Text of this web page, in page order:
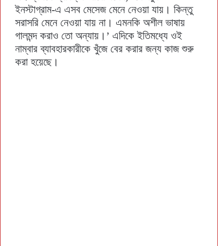
ইনস্টাগ্রাম-এ এসব মেসেজ মেনে নেওয়া যায়। কিন্তু
সরাসরি মেনে নেওয়া যায় না। এমনকি অশীল ভাষায়
গালমন্দ করাও তো অন্যায়।’ এদিকে ইতিমধ্যে ওই
নাম্বার ব্যাবহারকারীকে খুঁজে বের করার জন্য কাজ শুরু
করা হয়েছে।